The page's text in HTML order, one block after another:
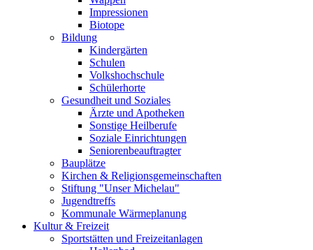
Impressionen
Biotope
Bildung
Kindergärten
Schulen
Volkshochschule
Schülerhorte
Gesundheit und Soziales
Ärzte und Apotheken
Sonstige Heilberufe
Soziale Einrichtungen
Seniorenbeauftragter
Bauplätze
Kirchen & Religionsgemeinschaften
Stiftung "Unser Michelau"
Jugendtreffs
Kommunale Wärmeplanung
Kultur & Freizeit
Sportstätten und Freizeitanlagen